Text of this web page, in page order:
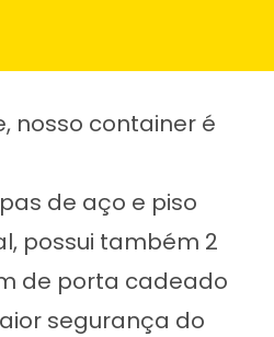
nosso container é
de aço e piso
possui também 2
de porta cadeado
segurança do